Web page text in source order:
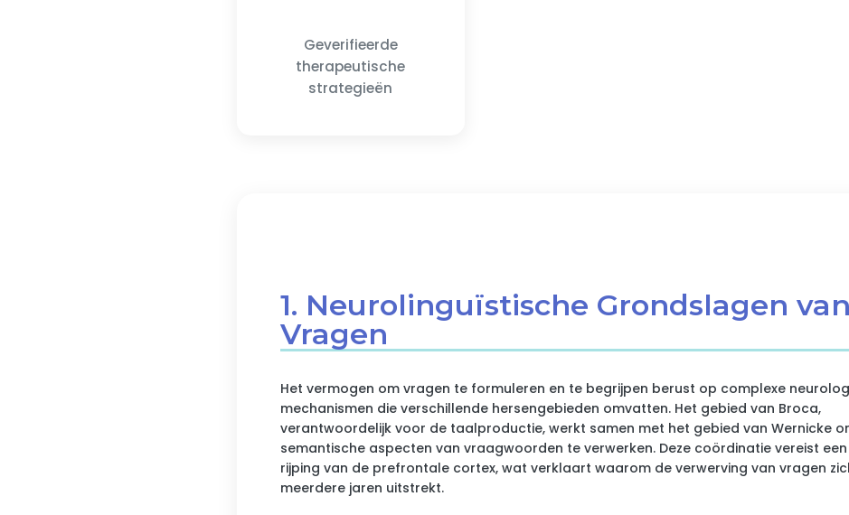
Geverifieerde
therapeutische
strategieën
1. Neurolinguïstische Grondslagen van
Vragen
Het vermogen om vragen te formuleren en te begrijpen berust op complexe
mechanismen die verschillende hersengebieden omvatten. Het gebied van Broca,
verantwoordelijk voor de taalproductie, werkt samen met het gebied van Wernicke
semantische aspecten van vraagwoorden te verwerken. Deze coördinatie vereist
rijping van de prefrontale cortex, wat verklaart waarom de verwerving van vragen
meerdere jaren uitstrekt.